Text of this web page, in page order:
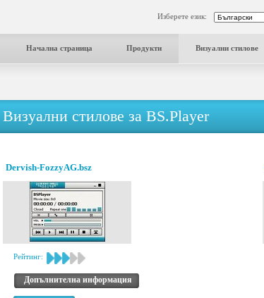
Изберете език:
Начална страница Продукти Визуални стилове
Визуални стилове за BS.Player
Dervish-FozzyAG.bsz
Рейтинг:
Допълнителна информация